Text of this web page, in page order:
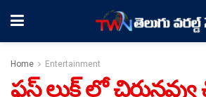
Home Entertainment
ఫస్ట్ లుక్ లో చిరునవ్వు